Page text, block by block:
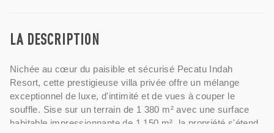
LA DESCRIPTION
Nichée au cœur du paisible et sécurisé Pecatu Indah
Resort, cette prestigieuse villa privée offre un mélange
exceptionnel de luxe, d'intimité et de vues à couper le
souffle. Sise sur un terrain de 1 380 m² avec une surface
habitable impressionnante de 1 150 m², la propriété s'étend